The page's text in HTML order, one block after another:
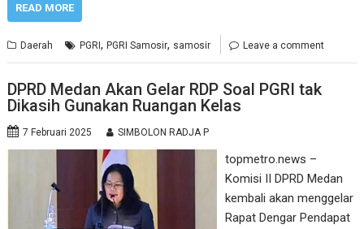
READ MORE
Daerah PGRI,PGRI Samosir, samosir Leave a comment
DPRD Medan Akan Gelar RDP Soal PGRI tak
Dikasih Gunakan Ruangan Kelas
7 Februari 2025 SIMBOLON RADJA P
topmetro.news –
Komisi II DPRD Medan
kembali akan menggelar
Rapat Dengar Pendapat